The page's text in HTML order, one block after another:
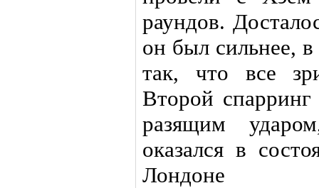
раундов.
он был сильнее,
так, что все
Второй
разящим
оказался в
Лондоне